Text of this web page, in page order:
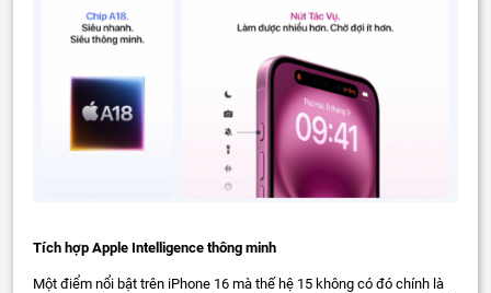
Tích hợp Apple Intelligence thông minh
Một điểm nổi bật trên iPhone 16 mà thế hệ 15 không có đó chính là